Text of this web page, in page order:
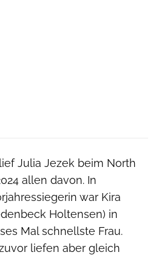
Julia Jezek beim North
allen davon. In
war Kira
Holtensen) in
Mal schnellste Frau.
liefen aber gleich